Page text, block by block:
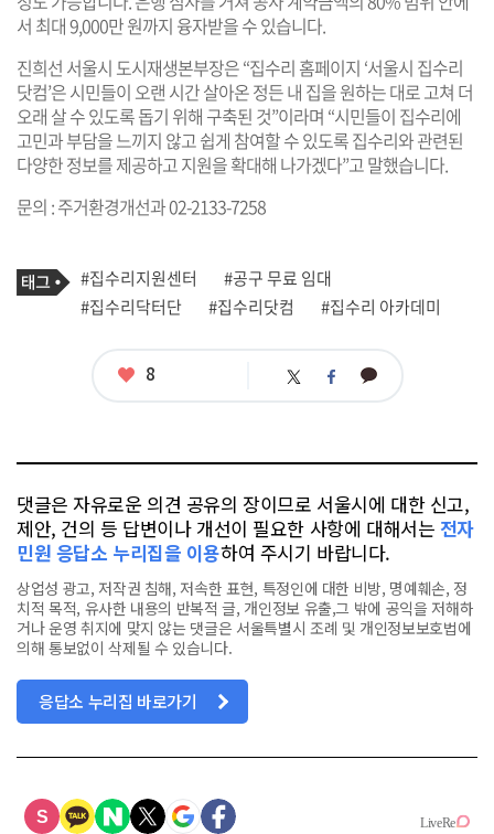
서 최대 9,000만 원까지 융자받을 수 있습니다.
진희선 서울시 도시재생본부장은 “집수리 홈페이지 ‘서울시 집수리
닷컴’은 시민들이 오랜 시간 살아온 정든 내 집을 원하는 대로 고쳐 더
오래 살 수 있도록 돕기 위해 구축된 것”이라며 “시민들이 집수리에
고민과 부담을 느끼지 않고 쉽게 참여할 수 있도록 집수리와 관련된
다양한 정보를 제공하고 지원을 확대해 나가겠다”고 말했습니다.
문의 : 주거환경개선과 02-2133-7258
기
사
관
련
태
그
#집수리지원센터
#공구 무료 임대
#집수리닥터단
#집수리닷컴 #집수리 아카데미
좋
8 트 페 카
댓글은 자유로운 의견 공유의 장이므로 서울시에 대한 신고,
제안, 건의 등 답변이나 개선이 필요한 사항에 대해서는 전자
민원 응답소 누리집을 이용하여 주시기 바랍니다.
상업성 광고, 저작권 침해, 저속한 표현, 특정인에 대한 비방, 명예훼손, 정
치적 목적, 유사한 내용의 반복적 글, 개인정보 유출,그 밖에 공익을 저해하
거나 운영 취지에 맞지 않는 댓글은 서울특별시 조례 및 개인정보보호법에
의해 통보없이 삭제될 수 있습니다.
응답소 누리집 바로가기